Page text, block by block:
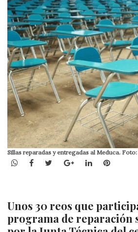
Sillas reparadas y entregadas al Meduca.
WhatsApp
Facebook
TwitterGoogle+LinkedIn
Unos 30 reos que
programa de reparación